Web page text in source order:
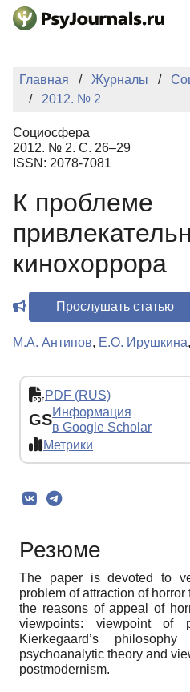
Перейти к основному
Главная Журналы
2012. № 2
Социосфера
2012. № 2. С. 26–29
ISSN: 2078-7081
К проблеме
кинохоррора
Прослушать статью
М.А. Антипов, Е.О. Ирушкина,
PDF (RUS)
GSИнформация
в Google Scholar
Метрики
Резюме
The paper is devoted to
problem of attraction of
the reasons of appeal of
viewpoints: viewpoint of
Kierkegaard’s
psychoanalytic theory and
postmodernism.